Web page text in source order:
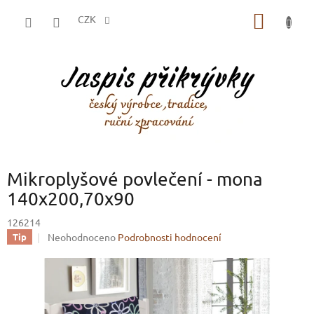
CZK
Mikroplyšové povlečení - mona
140x200,70x90
126214
Tip
Průměrné
produktu
z
Neohodnoceno Podrobnosti hodnocení